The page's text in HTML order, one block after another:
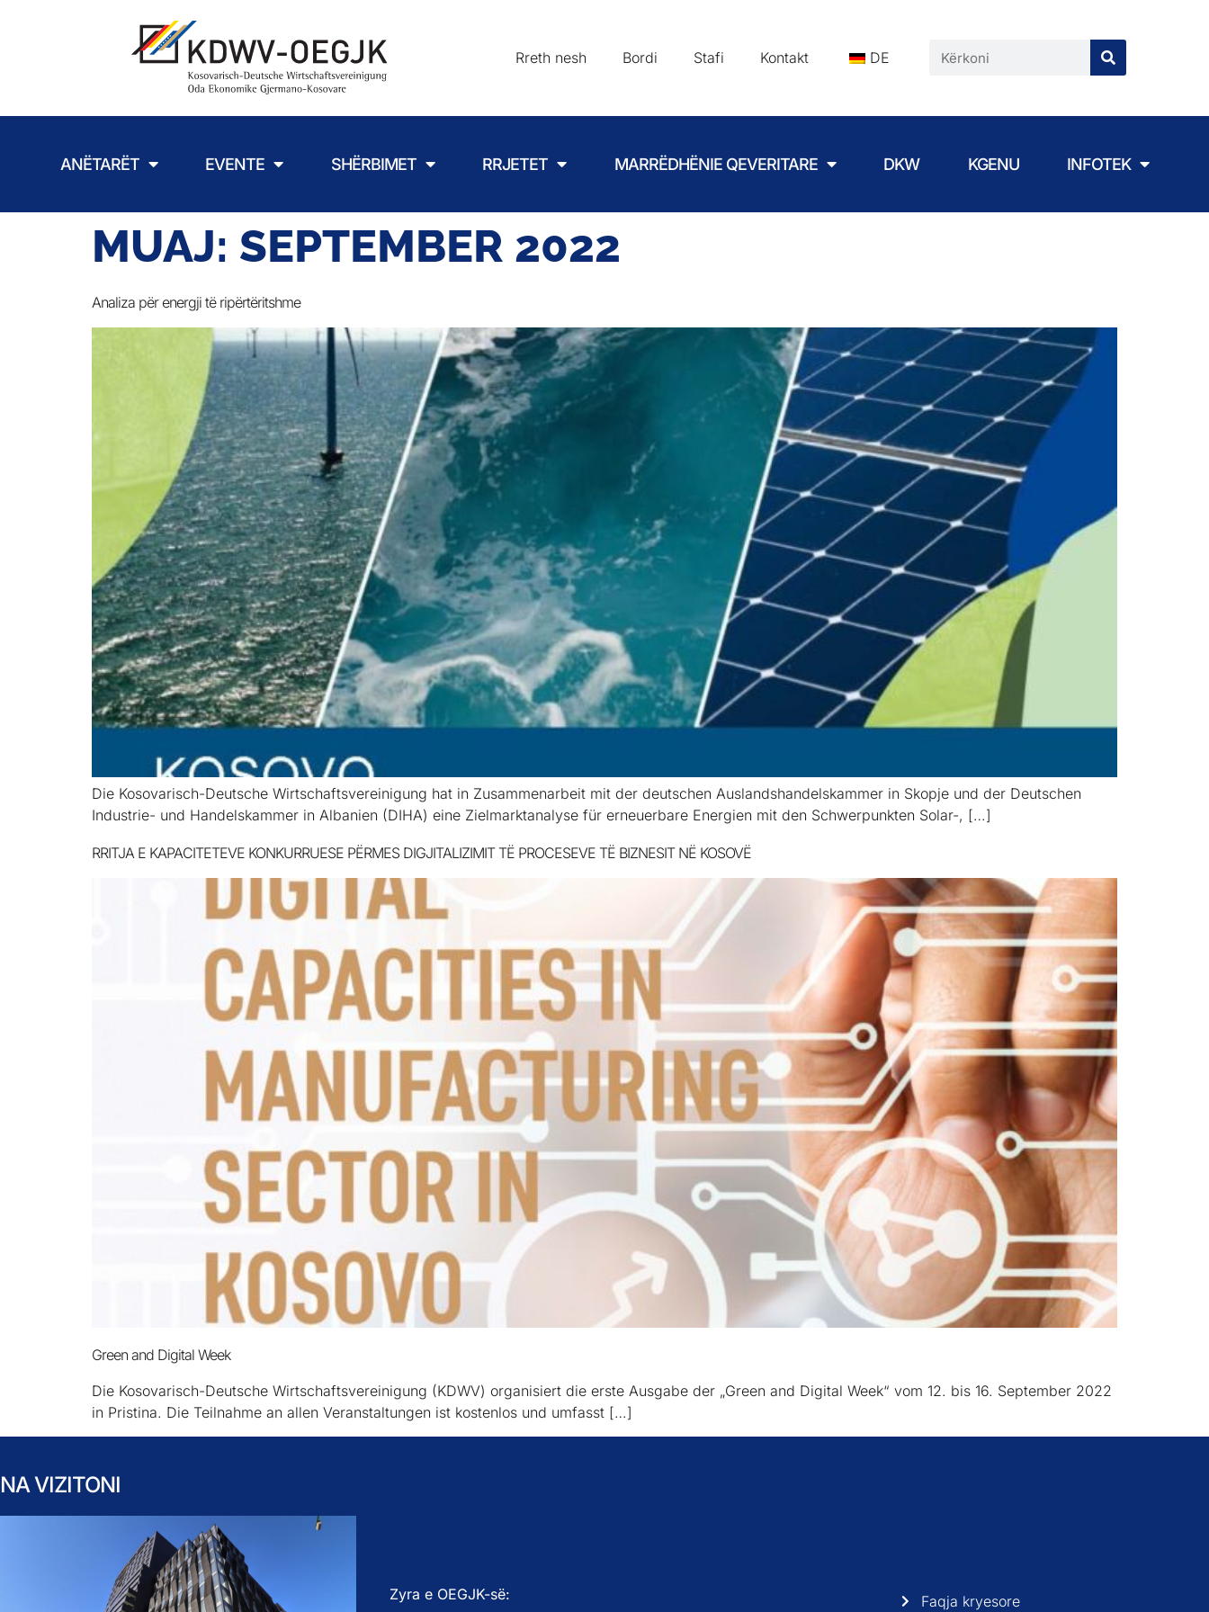
Rreth nesh Bordi Stafi Kontakt DE
ANËTARËT EVENTE SHËRBIMET RRJETET MARRËDHËNIE QEVERITARE DKW KGENU INFOTEK
MUAJ: SEPTEMBER 2022
Analiza për energji të ripërtëritshme
Die Kosovarisch-Deutsche Wirtschaftsvereinigung hat in Zusammenarbeit mit der deutschen Auslandshandelskammer in Skopje und der Deutschen
Industrie- und Handelskammer in Albanien (DIHA) eine Zielmarktanalyse für erneuerbare Energien mit den Schwerpunkten Solar-, […]
RRITJA E KAPACITETEVE KONKURRUESE PËRMES DIGJITALIZIMIT TË PROCESEVE TË BIZNESIT NË KOSOVË
Green and Digital Week
Die Kosovarisch-Deutsche Wirtschaftsvereinigung (KDWV) organisiert die erste Ausgabe der „Green and Digital Week“ vom 12. bis 16. September 2022
in Pristina. Die Teilnahme an allen Veranstaltungen ist kostenlos und umfasst […]
NA VIZITONI
Zyra e OEGJK-së: Faqja kryesore